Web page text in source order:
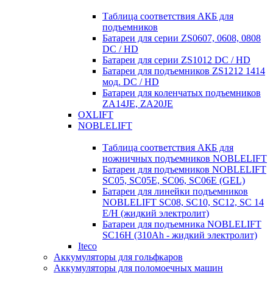
Таблица соответствия АКБ для
подъемников
Батареи для серии ZS0607, 0608, 0808
DC / HD
Батареи для серии ZS1012 DC / HD
Батареи для подъемников ZS1212 1414
мод. DC / HD
Батареи для коленчатых подъемников
ZA14JE, ZA20JE
OXLIFT
NOBLELIFT
Таблица соответствия АКБ для
ножничных подъемников NOBLELIFT
Батареи для подъемников NOBLELIFT
SC05, SC05E, SC06, SC06E (GEL)
Батареи для линейки подъемников
NOBLELIFT SC08, SC10, SC12, SC 14
E/H (жидкий электролит)
Батареи для подъемника NOBLELIFT
SC16H (310Ah - жидкий электролит)
Iteco
Аккумуляторы для гольфкаров
Аккумуляторы для поломоечных машин